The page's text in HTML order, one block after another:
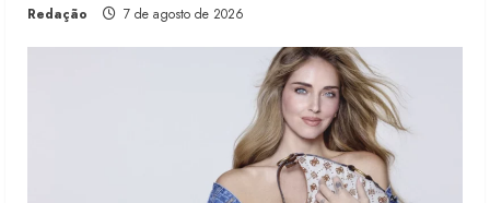
Redação 7 de agosto de 2026